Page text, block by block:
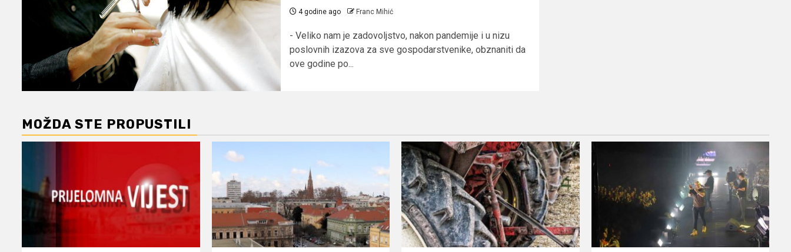
4 godine ago Franc Mihić
- Veliko nam je zadovoljstvo, nakon pandemije i u nizu
poslovnih izazova za sve gospodarstvenike, obznaniti da
ove godine po...
MOŽDA STE PROPUSTILI